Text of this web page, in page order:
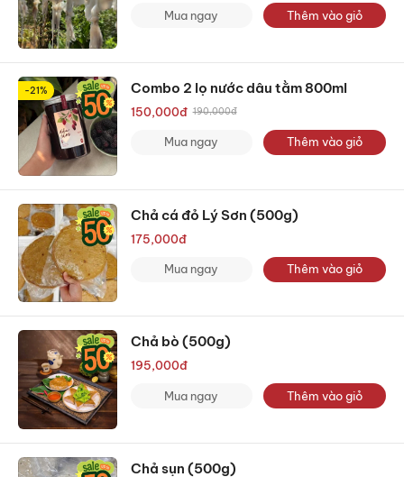
Mua ngay Thêm vào giỏ
-21% Combo 2 lọ nước dâu tằm 800ml
150,000đ 190,000đ
Mua ngay Thêm vào giỏ
Chả cá đỏ Lý Sơn (500g)
175,000đ
Mua ngay Thêm vào giỏ
Chả bò (500g)
195,000đ
Mua ngay Thêm vào giỏ
Chả sụn (500g)